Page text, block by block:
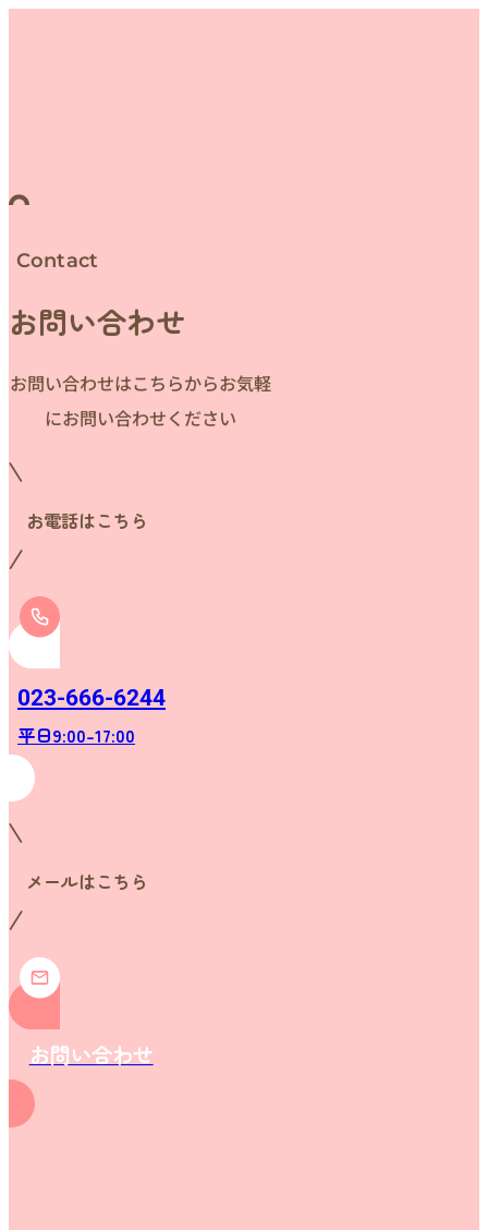
Contact
お問い合わせ
お問い合わせはこちらからお気軽
にお問い合わせください
お電話はこちら
023-666-6244
平日9:00-17:00
メールはこちら
お問い合わせ